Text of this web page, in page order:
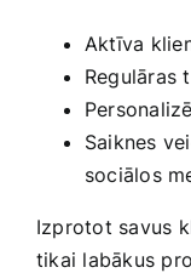
Aktīva
Regulāras
Saiknes
sociālos
Izprotot savus
tikai labākus